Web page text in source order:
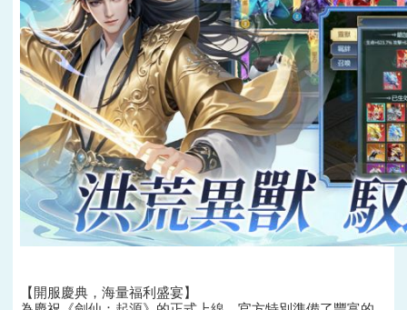
【開服慶典，海量福利盛宴】